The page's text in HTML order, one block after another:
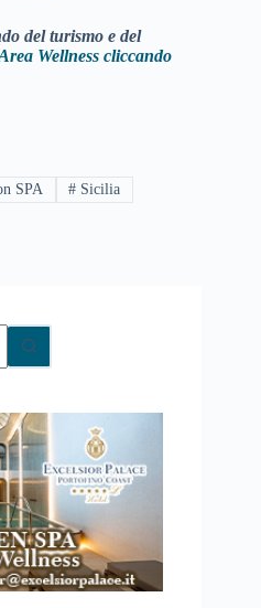
del turismo e del
Wellness cliccando
SPA # Sicilia